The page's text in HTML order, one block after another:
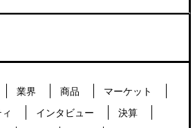
業界 商品
マーケット
インタビュー
決算